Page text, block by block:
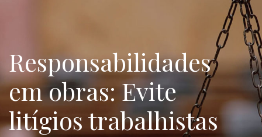
Responsabilidades
em obras: Evite
litígios trabalhistas